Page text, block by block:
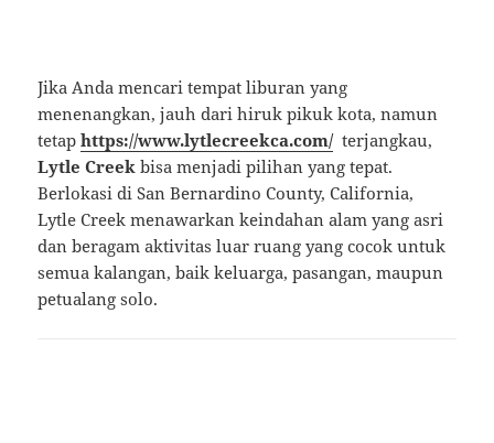
Jika Anda mencari tempat liburan yang
menenangkan, jauh dari hiruk pikuk kota, namun
tetaphttps://www.lytlecreekca.com/terjangkau,
Lytle Creek bisa menjadi pilihan yang tepat.
Berlokasi di San Bernardino County, California,
Lytle Creek menawarkan keindahan alam yang asri
dan beragam aktivitas luar ruang yang cocok untuk
semua kalangan, baik keluarga, pasangan, maupun
petualang solo.